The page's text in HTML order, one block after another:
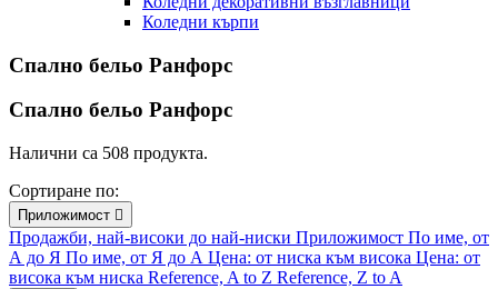
Коледни кърпи
Спално бельо Ранфорс
Спално бельо Ранфорс
Налични са 508 продукта.
Сортиране по:
Приложимост 
Продажби, най-високи до най-ниски Приложимост По име, от
А до Я По име, от Я до А Цена: от ниска към висока Цена: от
висока към ниска Reference, A to Z Reference, Z to A